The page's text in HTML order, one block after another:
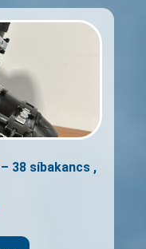
38 síbakancs ,